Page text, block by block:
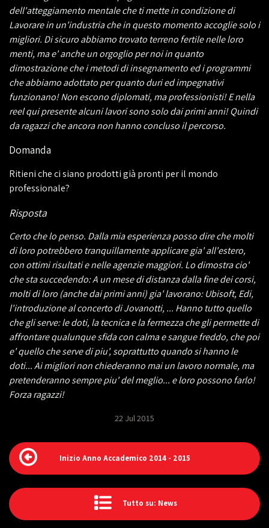
dell'atteggiamento mentale che ti mette in condizione di
Lavorare in un'industria che in questo momento accoglie solo i
migliori. Di sicuro abbiamo trovato terreno fertile nelle loro
menti, ma e' anche un orgoglio per noi in quanto
dimostrazione che i metodi di insegnamento ed i programmi
che abbiamo adottato per quanto duri ed impegnativi
funzionano! Non escono diplomati, ma professionisti! E nella
reel qui presente alcuni lavori sono solo dai primi anni! Quindi
da ragazzi che ancora non hanno concluso il percorso.
Domanda
Ritieni che ci siano prodotti già pronti per il mondo
professionale?
Risposta
Certo che lo penso. Dalla mia esperienza posso dire che molti
di loro potrebbero tranquillamente applicare gia' all'estero,
con ottimi risultati e nelle agenzie maggiori. Lo dimostra cio'
che sta succedendo: A un mese di distanza dalla fine dei corsi,
molti di loro (anche dai primi anni) gia' lavorano: Ubisoft, Edi,
l'introduzione al concerto di Jovanotti, ... Hanno tutto quello
che gli serve: le doti, la tecnica e la fermezza che gli permette di
affrontare qualunque sfida con calma e sangue freddo, che poi
e' quello che serve di piu', soprattutto quando si hanno le
doti... Ai migliori non chiederanno mai un lavoro normale, ma
pretenderanno sempre piu' del meglio... e loro possono farlo!
Forza ragazzi!
22 Jul 2015
Inizio Anno Accademico 2014 - 2015
Tutto su: News